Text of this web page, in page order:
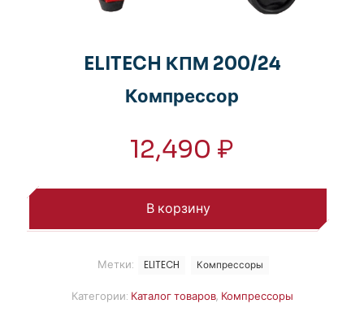
ELITECH КПМ 200/24
Компрессор
12,490 ₽
В корзину
Категории: Каталог товаров, Компрессоры
Метки: ELITECH Компрессоры